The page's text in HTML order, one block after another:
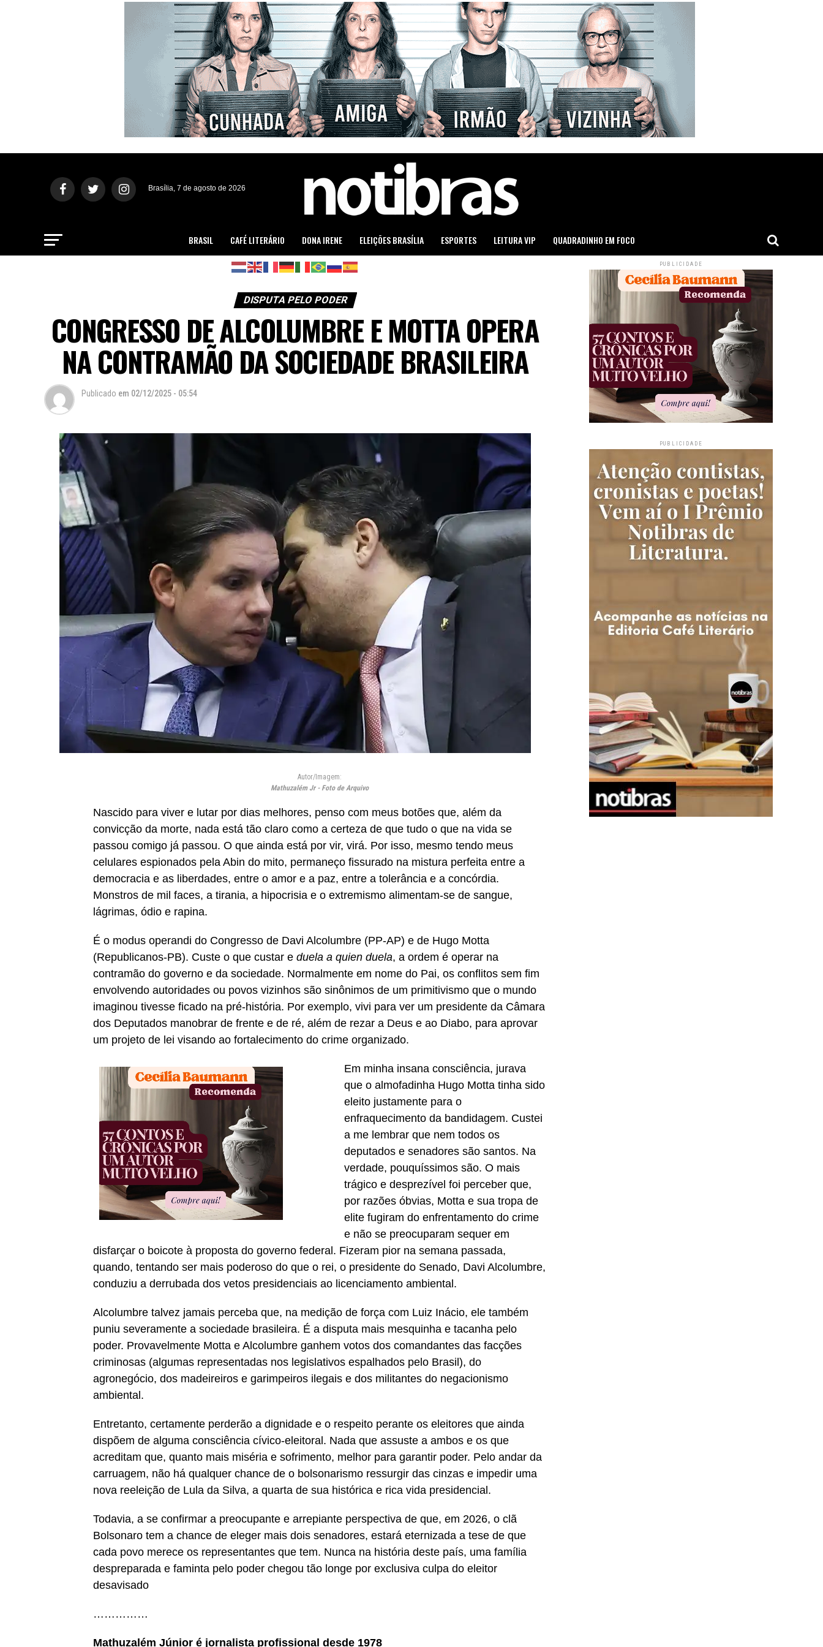
Brasília, 7 de agosto de 2026
BRASIL CAFÉ LITERÁRIO DONA IRENE ELEIÇÕES BRASÍLIA ESPORTES LEITURA VIP QUADRADINHO EM FOCO
DISPUTA PELO PODER
CONGRESSO DE ALCOLUMBRE E MOTTA OPERA
NA CONTRAMÃO DA SOCIEDADE BRASILEIRA
Publicado em 02/12/2025 - 05:54
Autor/Imagem:
Mathuzalém Jr - Foto de Arquivo
Nascido para viver e lutar por dias melhores, penso com meus botões que, além da
convicção da morte, nada está tão claro como a certeza de que tudo o que na vida se
passou comigo já passou. O que ainda está por vir, virá. Por isso, mesmo tendo meus
celulares espionados pela Abin do mito, permaneço fissurado na mistura perfeita entre a
democracia e as liberdades, entre o amor e a paz, entre a tolerância e a concórdia.
Monstros de mil faces, a tirania, a hipocrisia e o extremismo alimentam-se de sangue,
lágrimas, ódio e rapina.
É o modus operandi do Congresso de Davi Alcolumbre (PP-AP) e de Hugo Motta
(Republicanos-PB). Custe o que custar e duela a quien duela, a ordem é operar na
contramão do governo e da sociedade. Normalmente em nome do Pai, os conflitos sem fim
envolvendo autoridades ou povos vizinhos são sinônimos de um primitivismo que o mundo
imaginou tivesse ficado na pré-história. Por exemplo, vivi para ver um presidente da Câmara
dos Deputados manobrar de frente e de ré, além de rezar a Deus e ao Diabo, para aprovar
um projeto de lei visando ao fortalecimento do crime organizado.
Em minha insana consciência, jurava
que o almofadinha Hugo Motta tinha sido
eleito justamente para o
enfraquecimento da bandidagem. Custei
a me lembrar que nem todos os
deputados e senadores são santos. Na
verdade, pouquíssimos são. O mais
trágico e desprezível foi perceber que,
por razões óbvias, Motta e sua tropa de
elite fugiram do enfrentamento do crime
e não se preocuparam sequer em
disfarçar o boicote à proposta do governo federal. Fizeram pior na semana passada,
quando, tentando ser mais poderoso do que o rei, o presidente do Senado, Davi Alcolumbre,
conduziu a derrubada dos vetos presidenciais ao licenciamento ambiental.
Alcolumbre talvez jamais perceba que, na medição de força com Luiz Inácio, ele também
puniu severamente a sociedade brasileira. É a disputa mais mesquinha e tacanha pelo
poder. Provavelmente Motta e Alcolumbre ganhem votos dos comandantes das facções
criminosas (algumas representadas nos legislativos espalhados pelo Brasil), do
agronegócio, dos madeireiros e garimpeiros ilegais e dos militantes do negacionismo
ambiental.
Entretanto, certamente perderão a dignidade e o respeito perante os eleitores que ainda
dispõem de alguma consciência cívico-eleitoral. Nada que assuste a ambos e os que
acreditam que, quanto mais miséria e sofrimento, melhor para garantir poder. Pelo andar da
carruagem, não há qualquer chance de o bolsonarismo ressurgir das cinzas e impedir uma
nova reeleição de Lula da Silva, a quarta de sua histórica e rica vida presidencial.
Todavia, a se confirmar a preocupante e arrepiante perspectiva de que, em 2026, o clã
Bolsonaro tem a chance de eleger mais dois senadores, estará eternizada a tese de que
cada povo merece os representantes que tem. Nunca na história deste país, uma família
despreparada e faminta pelo poder chegou tão longe por exclusiva culpa do eleitor
desavisado
……………
Mathuzalém Júnior é jornalista profissional desde 1978
PUBLICIDADE
PUBLICIDADE